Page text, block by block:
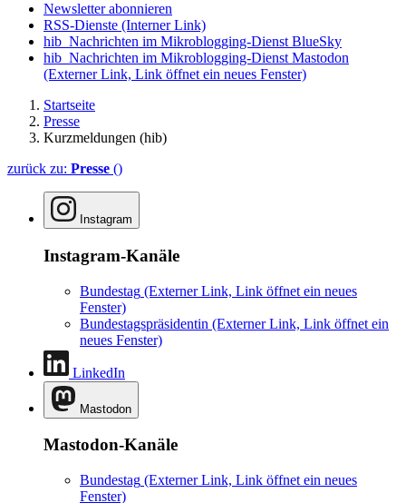
Newsletter abonnieren
RSS-Dienste (Interner Link)
hib_Nachrichten im Mikroblogging-Dienst BlueSky
hib_Nachrichten im Mikroblogging-Dienst Mastodon
(Externer Link, Link öffnet ein neues Fenster)
Startseite
Presse
Kurzmeldungen (hib)
zurück zu: Presse ()
Instagram
Instagram-Kanäle
Bundestag (Externer Link, Link öffnet ein neues
Fenster)
Bundestagspräsidentin (Externer Link, Link öffnet ein
neues Fenster)
LinkedIn
Mastodon
Mastodon-Kanäle
Bundestag (Externer Link, Link öffnet ein neues
Fenster)